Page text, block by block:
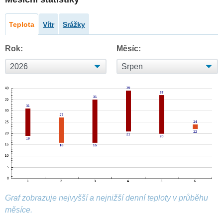
Teplota Vítr Srážky
Rok: Měsíc:
Graf zobrazuje nejvyšší a nejnižší denní teploty v průběhu
měsíce.